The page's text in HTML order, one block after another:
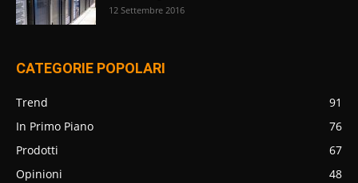
12 Settembre 2016
CATEGORIE POPOLARI
Trend
91
In Primo Piano
76
Prodotti
67
Opinioni
48